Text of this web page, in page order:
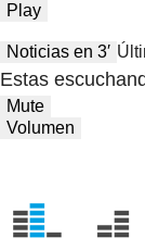
Play
Noticias en 3′
Estas
Mute
Volumen